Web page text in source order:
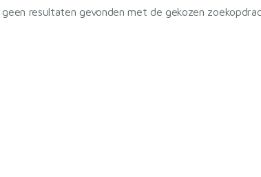
resultaten gevonden met de gekozen